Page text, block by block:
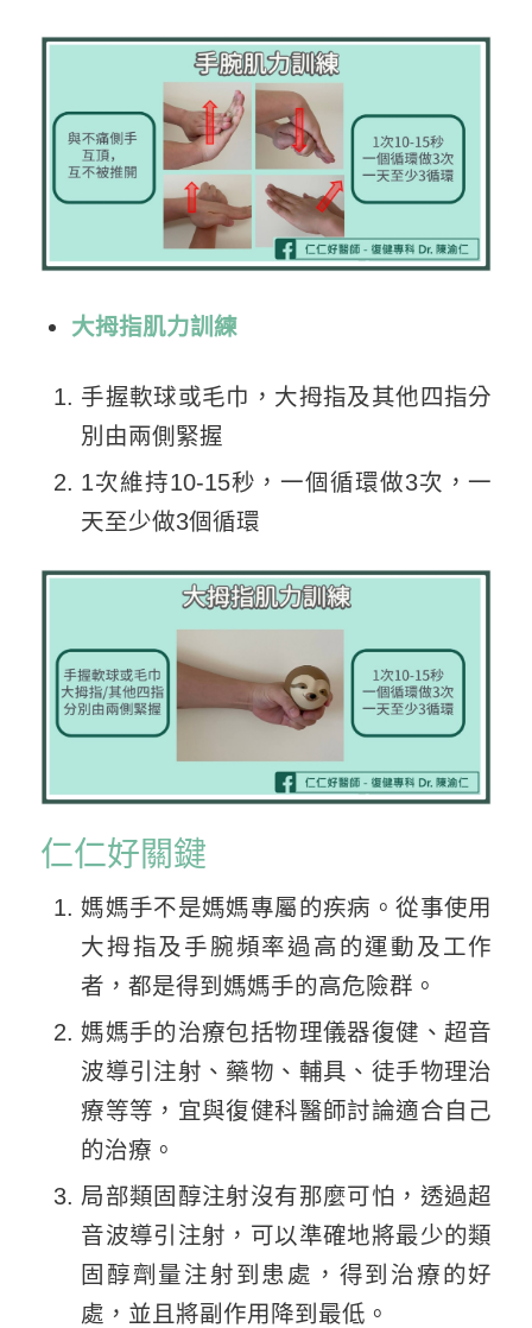
大拇指肌力訓練
手握軟球或毛巾，大拇指及其他四指分
別由兩側緊握
1次維持10-15秒，一個循環做3次，一
天至少做3個循環
仁仁好關鍵
媽媽手不是媽媽專屬的疾病。從事使用
大拇指及手腕頻率過高的運動及工作
者，都是得到媽媽手的高危險群。
媽媽手的治療包括物理儀器復健、超音
波導引注射、藥物、輔具、徒手物理治
療等等，宜與復健科醫師討論適合自己
的治療。
局部類固醇注射沒有那麼可怕，透過超
音波導引注射，可以準確地將最少的類
固醇劑量注射到患處，得到治療的好
處，並且將副作用降到最低。